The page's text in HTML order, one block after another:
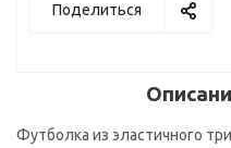
Поделиться
Футболка из эластичного